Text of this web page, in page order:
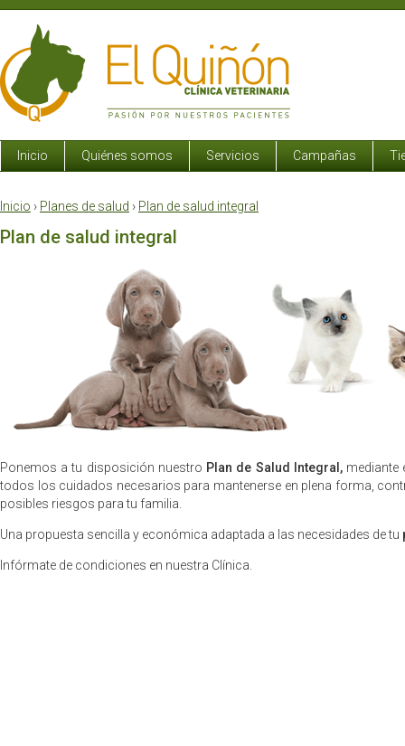
Inicio Quiénes somos Servicios Campañas
Inicio › Planes de salud › Plan de salud integral
Plan de salud integral
Ponemos a tu disposición nuestro Plan de Salud Integral,mediante
todos los cuidados necesarios para mantenerse en plena forma,
posibles riesgos para tu familia.
Una propuesta sencilla y económica adaptada a las necesidades de tu
Infórmate de condiciones en nuestra Clínica.